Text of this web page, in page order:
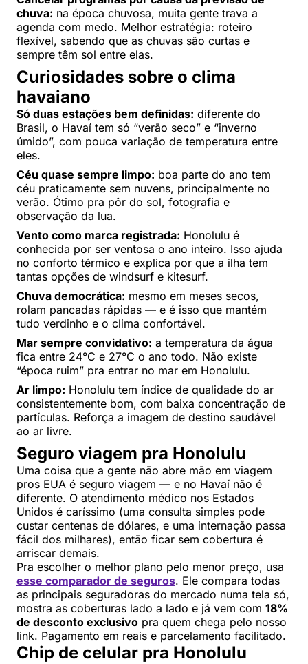
chuva: na época chuvosa, muita gente trava a
agenda com medo. Melhor estratégia: roteiro
flexível, sabendo que as chuvas são curtas e
sempre têm sol entre elas.
Curiosidades sobre o clima
havaiano
Só duas estações bem definidas: diferente do
Brasil, o Havaí tem só “verão seco” e “inverno
úmido”, com pouca variação de temperatura entre
eles.
Céu quase sempre limpo: boa parte do ano tem
céu praticamente sem nuvens, principalmente no
verão. Ótimo pra pôr do sol, fotografia e
observação da lua.
Vento como marca registrada: Honolulu é
conhecida por ser ventosa o ano inteiro. Isso ajuda
no conforto térmico e explica por que a ilha tem
tantas opções de windsurf e kitesurf.
Chuva democrática: mesmo em meses secos,
rolam pancadas rápidas — e é isso que mantém
tudo verdinho e o clima confortável.
Mar sempre convidativo: a temperatura da água
fica entre 24°C e 27°C o ano todo. Não existe
“época ruim” pra entrar no mar em Honolulu.
Ar limpo: Honolulu tem índice de qualidade do ar
consistentemente bom, com baixa concentração de
partículas. Reforça a imagem de destino saudável
ao ar livre.
Seguro viagem pra Honolulu
Uma coisa que a gente não abre mão em viagem
pros EUA é seguro viagem — e no Havaí não é
diferente. O atendimento médico nos Estados
Unidos é caríssimo (uma consulta simples pode
custar centenas de dólares, e uma internação passa
fácil dos milhares), então ficar sem cobertura é
arriscar demais.
Pra escolher o melhor plano pelo menor preço, usa
esse comparador de seguros. Ele compara todas
as principais seguradoras do mercado numa tela só,
mostra as coberturas lado a lado e já vem com 18%
de desconto exclusivo pra quem chega pelo nosso
link. Pagamento em reais e parcelamento facilitado.
Chip de celular pra Honolulu